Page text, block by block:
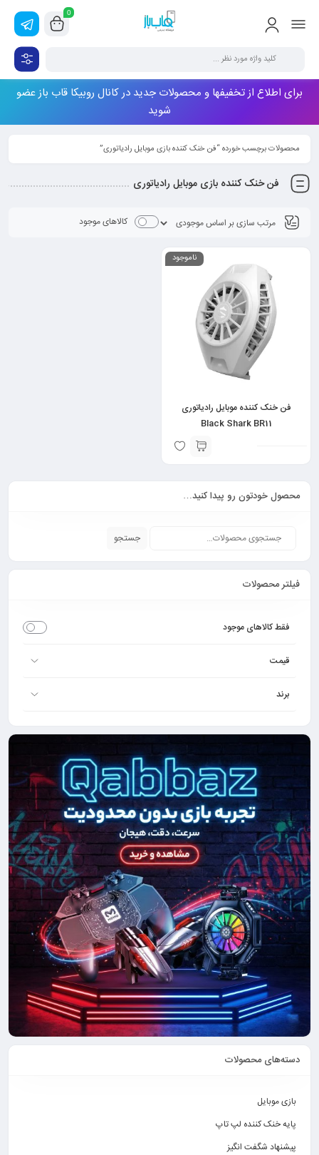
0
برای اطلاع از تخفیفها و محصولات جدید در کانال روبیکا قاب باز عضو
شوید
محصولات برچسب خورده “فن خنک کننده بازی موبایل رادیاتوری”
فن خنک کننده بازی موبایل رادیاتوری
کالاهای موجود
ناموجود
فن خنک کننده موبایل رادیاتوری
Black Shark BR11
محصول خودتون رو پیدا کنید…
جستجو
فیلتر محصولات
فقط کالاهای موجود
قیمت
برند
دسته‌های محصولات
بازی موبایل
پایه خنک کننده لپ تاپ
پیشنهاد شگفت انگیز